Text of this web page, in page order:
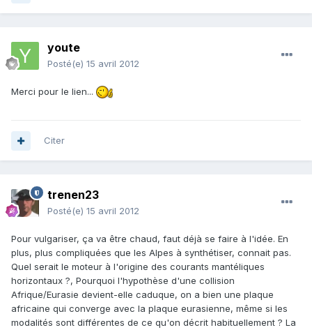
youte
Posté(e) 15 avril 2012
Merci pour le lien...
Citer
trenen23
Posté(e) 15 avril 2012
Pour vulgariser, ça va être chaud, faut déjà se faire à l'idée. En
plus, plus compliquées que les Alpes à synthétiser, connait pas.
Quel serait le moteur à l'origine des courants mantéliques
horizontaux ?, Pourquoi l'hypothèse d'une collision
Afrique/Eurasie devient-elle caduque, on a bien une plaque
africaine qui converge avec la plaque eurasienne, même si les
modalités sont différentes de ce qu'on décrit habituellement ? La